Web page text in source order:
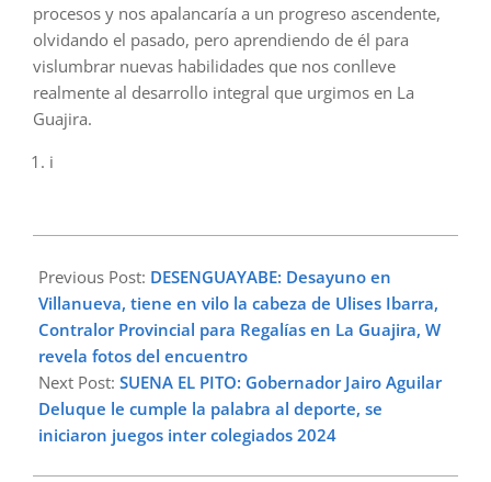
procesos y nos apalancaría a un progreso ascendente,
olvidando el pasado, pero aprendiendo de él para
vislumbrar nuevas habilidades que nos conlleve
realmente al desarrollo integral que urgimos en La
Guajira.
i
03-
19
Previous Post: DESENGUAYABE: Desayuno en
Villanueva, tiene en vilo la cabeza de Ulises Ibarra,
Contralor Provincial para Regalías en La Guajira, W
revela fotos del encuentro
Next Post: SUENA EL PITO: Gobernador Jairo Aguilar
Deluque le cumple la palabra al deporte, se
iniciaron juegos inter colegiados 2024